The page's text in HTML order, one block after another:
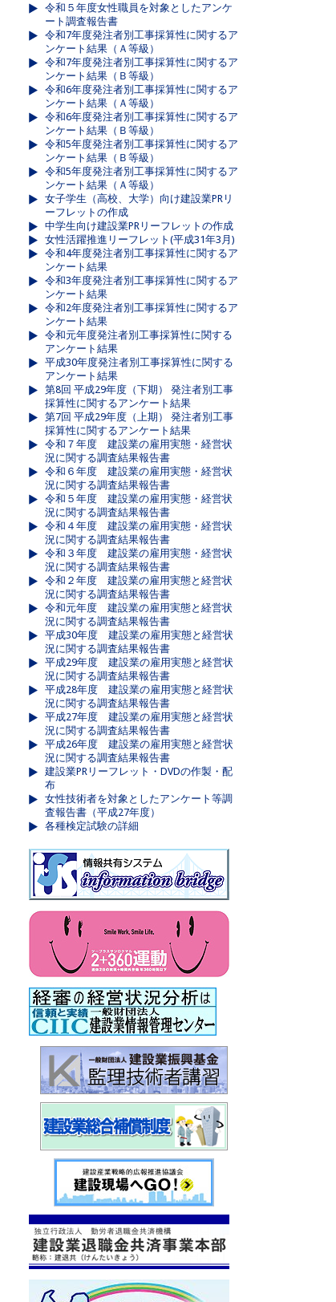
令和５年度女性職員を対象としたアンケ
ート調査報告書
令和7年度発注者別工事採算性に関するア
ンケート結果（Ａ等級）
令和7年度発注者別工事採算性に関するア
ンケート結果（Ｂ等級）
令和6年度発注者別工事採算性に関するア
ンケート結果（Ａ等級）
令和6年度発注者別工事採算性に関するア
ンケート結果（Ｂ等級）
令和5年度発注者別工事採算性に関するア
ンケート結果（Ｂ等級）
令和5年度発注者別工事採算性に関するア
ンケート結果（Ａ等級）
女子学生（高校、大学）向け建設業PRリ
ーフレットの作成
中学生向け建設業PRリーフレットの作成
女性活躍推進リーフレット(平成31年3月)
令和4年度発注者別工事採算性に関するア
ンケート結果
令和3年度発注者別工事採算性に関するア
ンケート結果
令和2年度発注者別工事採算性に関するア
ンケート結果
令和元年度発注者別工事採算性に関する
アンケート結果
平成30年度発注者別工事採算性に関する
アンケート結果
第8回 平成29年度（下期） 発注者別工事
採算性に関するアンケート結果
第7回 平成29年度（上期） 発注者別工事
採算性に関するアンケート結果
令和７年度 建設業の雇用実態・経営状
況に関する調査結果報告書
令和６年度 建設業の雇用実態・経営状
況に関する調査結果報告書
令和５年度 建設業の雇用実態・経営状
況に関する調査結果報告書
令和４年度 建設業の雇用実態・経営状
況に関する調査結果報告書
令和３年度 建設業の雇用実態・経営状
況に関する調査結果報告書
令和２年度 建設業の雇用実態と経営状
況に関する調査結果報告書
令和元年度 建設業の雇用実態と経営状
況に関する調査結果報告書
平成30年度 建設業の雇用実態と経営状
況に関する調査結果報告書
平成29年度 建設業の雇用実態と経営状
況に関する調査結果報告書
平成28年度 建設業の雇用実態と経営状
況に関する調査結果報告書
平成27年度 建設業の雇用実態と経営状
況に関する調査結果報告書
平成26年度 建設業の雇用実態と経営状
況に関する調査結果報告書
建設業PRリーフレット・DVDの作製・配
布
女性技術者を対象としたアンケート等調
査報告書（平成27年度）
各種検定試験の詳細